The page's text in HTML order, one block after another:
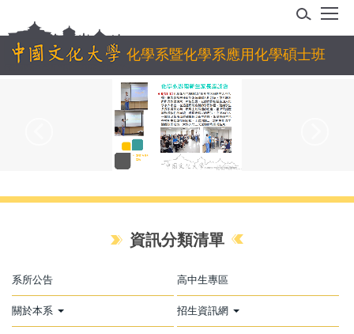
到
主
化學系暨化學系應用化學碩士班
資訊分類清單
系所公告 高中生專區
關於本系 招生資訊網